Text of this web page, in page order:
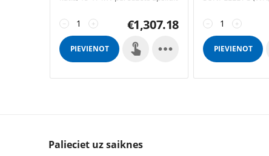
+
− €1,307.18
PIEVIENOT 
for right (only for
tank 195 lts
+
−
PIEVIENOT
Palieciet uz saiknes